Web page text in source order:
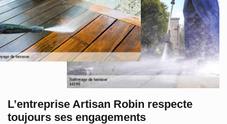
L’entreprise Artisan Robin respecte
toujours ses engagements